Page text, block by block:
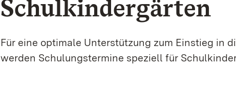
Schulkindergärten
Für eine optimale Unterstützung zum Einstieg in
werden Schulungstermine speziell für